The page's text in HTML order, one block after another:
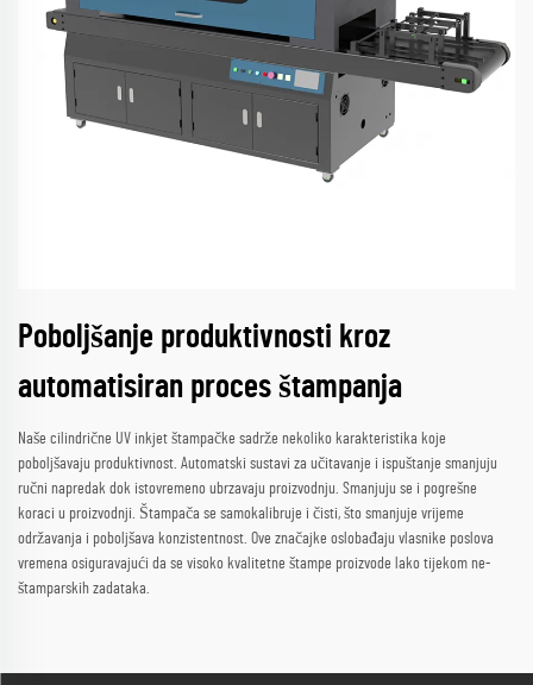
Poboljšanje produktivnosti kroz
automatisiran proces štampanja
Naše cilindrične UV inkjet štampačke sadrže nekoliko karakteristika koje
poboljšavaju produktivnost. Automatski sustavi za učitavanje i ispuštanje smanjuju
ručni napredak dok istovremeno ubrzavaju proizvodnju. Smanjuju se i pogrešne
koraci u proizvodnji. Štampača se samokalibruje i čisti, što smanjuje vrijeme
održavanja i poboljšava konzistentnost. Ove značajke oslobađaju vlasnike poslova
vremena osiguravajući da se visoko kvalitetne štampe proizvode lako tijekom ne-
štamparskih zadataka.